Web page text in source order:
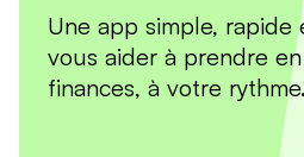
Une app simple,
vous aider à prendre
finances, à votre rythme.